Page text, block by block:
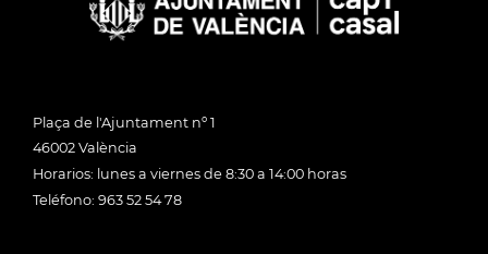
Plaça de l'Ajuntament nº 1
46002 València
Horarios: lunes a viernes de 8:30 a 14:00 horas
Teléfono: 963 52 54 78